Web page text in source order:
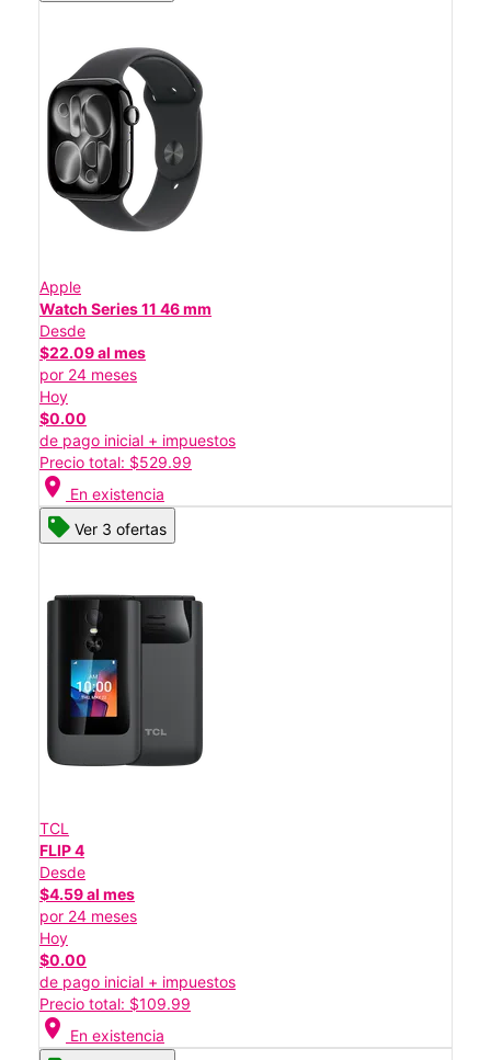
Apple
Watch Series 11 46 mm
Desde
$22.09 al mes
por 24 meses
Hoy
$0.00
de pago inicial + impuestos
Precio total: $529.99
location_on En existencia
Ver 3 ofertas
TCL
FLIP 4
Desde
$4.59 al mes
por 24 meses
Hoy
$0.00
de pago inicial + impuestos
Precio total: $109.99
location_on En existencia